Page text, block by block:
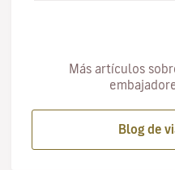
Más artículos
Blog de